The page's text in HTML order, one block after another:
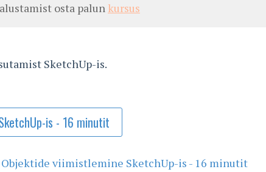
osta palun kursus
SketchUp-is.
is - 16 minutit
Objektide viimistlemine SketchUp-is - 16 minutit